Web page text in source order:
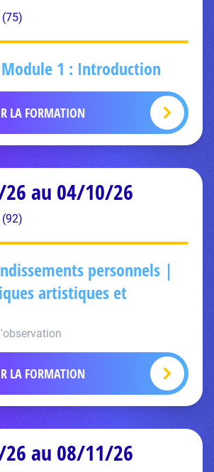
(75)
1 : Introduction
LA FORMATION
au 04/10/26
(92)
personnels |
artistiques et
LA FORMATION
au 08/11/26